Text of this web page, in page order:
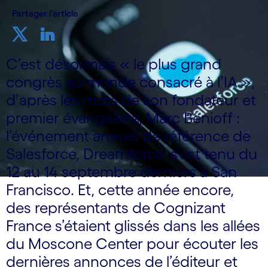
Partager l'article
C’est désormais « le plus grand
congrès au monde consacré à l’IA »,
d’après les mots de son fondateur et
premier évangéliste, Marc Benioff :
l’événement annuel de référence de
Salesforce, Dreamforce, s’est tenu du
12 au 14 septembre derniers à San
Francisco. Et, cette année encore,
des représentants de Cognizant
France s’étaient glissés dans les allées
du Moscone Center pour écouter les
dernières annonces de l’éditeur et